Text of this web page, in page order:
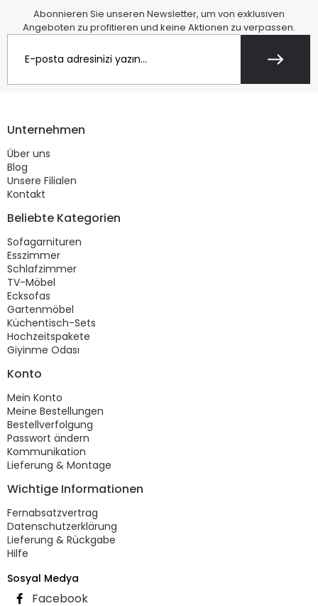
Abonnieren Sie unseren Newsletter, um von exklusiven
Angeboten zu profitieren und keine Aktionen zu verpassen.
Unternehmen
Über uns
Blog
Unsere Filialen
Kontakt
Beliebte Kategorien
Sofagarnituren
Esszimmer
Schlafzimmer
TV-Möbel
Ecksofas
Gartenmöbel
Küchentisch-Sets
Hochzeitspakete
Giyinme Odası
Konto
Mein Konto
Meine Bestellungen
Bestellverfolgung
Passwort ändern
Kommunikation
Lieferung & Montage
Wichtige Informationen
Fernabsatzvertrag
Datenschutzerklärung
Lieferung & Rückgabe
Hilfe
Sosyal Medya
Facebook